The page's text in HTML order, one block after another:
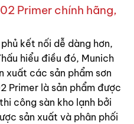
Primer chính hãng,
kết nối dễ dàng hơn,
hiểu điều đó, Munich
xuất các sản phẩm sơn
Primer là sản phẩm được
công sàn kho lạnh bởi
sản xuất và phân phối